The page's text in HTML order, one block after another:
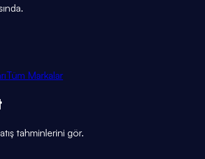
Tüm Markalar
tahminlerini gör.